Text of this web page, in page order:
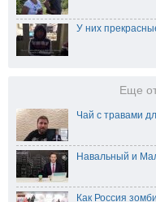
У них
Еще
Чай с травами
Навальный и
Как Россия